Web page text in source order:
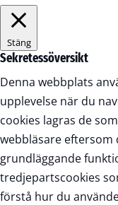
Stäng
Sekretessöversikt
Denna webbplats
upplevelse när du
cookies lagras de
webbläsare eftersom
grundläggande
tredjepartscookies
förstå hur du